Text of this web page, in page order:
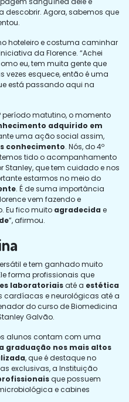
Agora, sabemos que
hoteleiro e costuma caminhar
da Florence. “Achei
eu, tem muita gente que
vezes esquece, então é uma
está passando aqui na
período matutino, o momento
adquirido em
uma ação social assim,
conhecimento. Nós, do 4º
tido o acompanhamento
que tem cuidado e nos
estarmos no meio do
. É de suma importância
vem fazendo e
Eu fico muito agradecida e
”, afirmou.
e tem ganhado muito
forma profissionais que
laboratoriaisaté a estética
cardíacas e neurológicas até a
do curso de Biomedicina
Galvão.
alunos contam com uma
graduação nos mais altos
, que é destaque no
exclusivas, a Instituição
que possuem
e cabines